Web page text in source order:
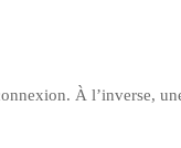
À l’inverse,